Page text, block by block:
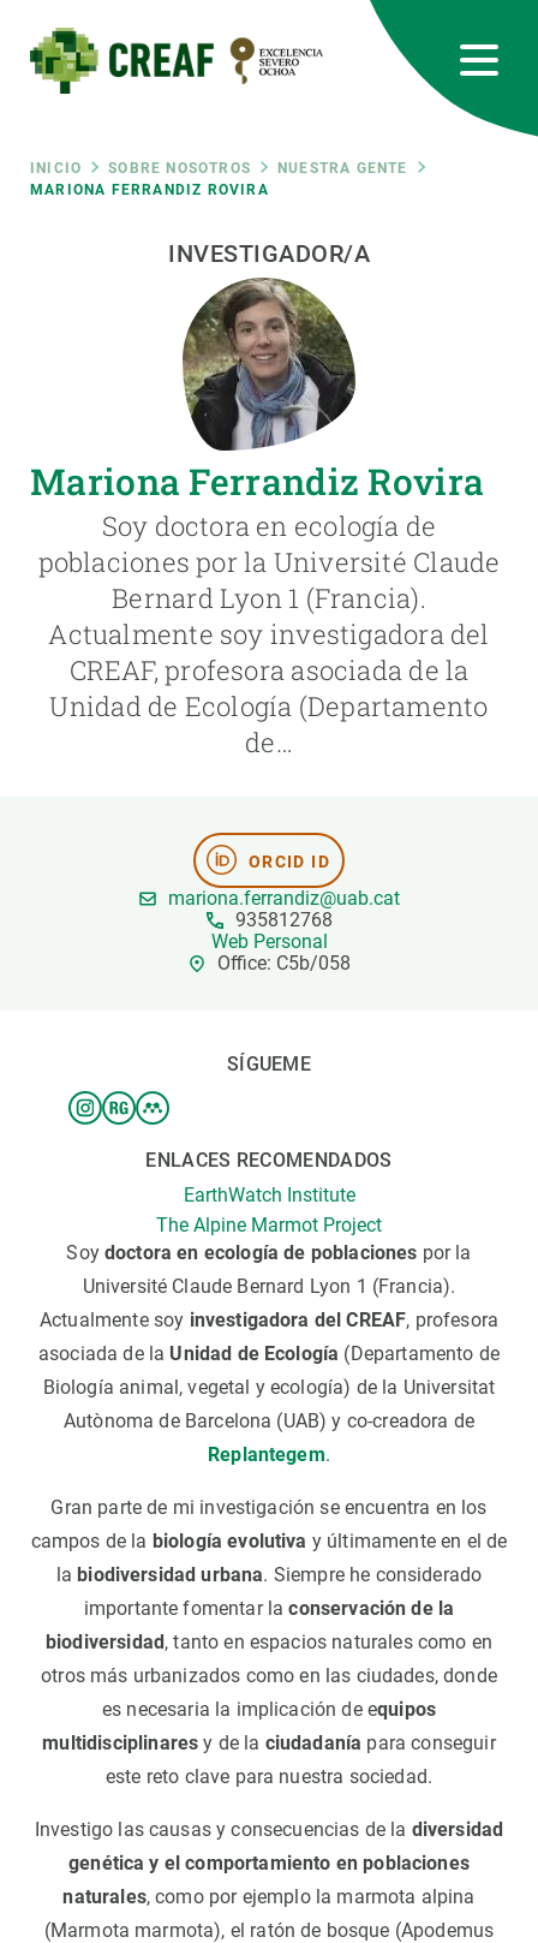
contenido
principal
Ruta
navegación
INICIO SOBRE NOSOTROS
NUESTRA GENTE
MARIONA FERRANDIZ ROVIRA
INVESTIGADOR/A
Mariona Ferrandiz Rovira
Soy doctora en ecología de
poblaciones por la Université Claude
Bernard Lyon 1 (Francia).
Actualmente soy investigadora del
CREAF, profesora asociada de la
Unidad de Ecología (Departamento
de…
ORCID ID
mariona.ferrandiz@uab.cat
935812768
Web Personal
Office: C5b/058
SÍGUEME
ENLACES RECOMENDADOS
EarthWatch Institute
The Alpine Marmot Project
Soydoctora en ecología de poblaciones por la
Université Claude Bernard Lyon 1 (Francia).
Actualmente soy investigadora del CREAF, profesora
asociada de la Unidad de Ecología (Departamento de
Biología animal, vegetal y ecología) de la Universitat
Autònoma de Barcelona (UAB) y co-creadora de
Replantegem.
Gran parte de mi investigación se encuentra en los
campos de la biología evolutiva y últimamente en el de
labiodiversidad urbana. Siempre he considerado
importante fomentar la conservación de la
biodiversidad, tanto en espacios naturales como en
otros más urbanizados como en las ciudades, donde
es necesaria la implicación de equipos
multidisciplinares y de la ciudadanía para conseguir
este reto clave para nuestra sociedad.
Investigo las causas y consecuencias de la diversidad
genética y el comportamiento en poblaciones
naturales, como por ejemplo la marmota alpina
(Marmota marmota), el ratón de bosque (Apodemus
RRSS
Featured
responsive
Responsive
CIENCIA EN ACCIÓN
ÚNETE A NOSOTROS
NOTICIAS Y AGENDA